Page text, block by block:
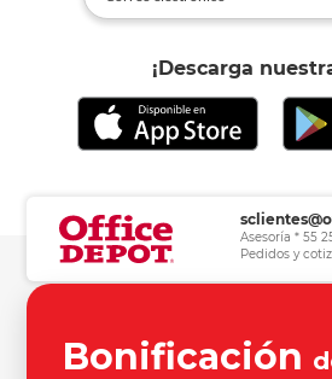
¡Descarga
Asesoría * 55
Pedidos y
Herramientas de consulta
Bonificación